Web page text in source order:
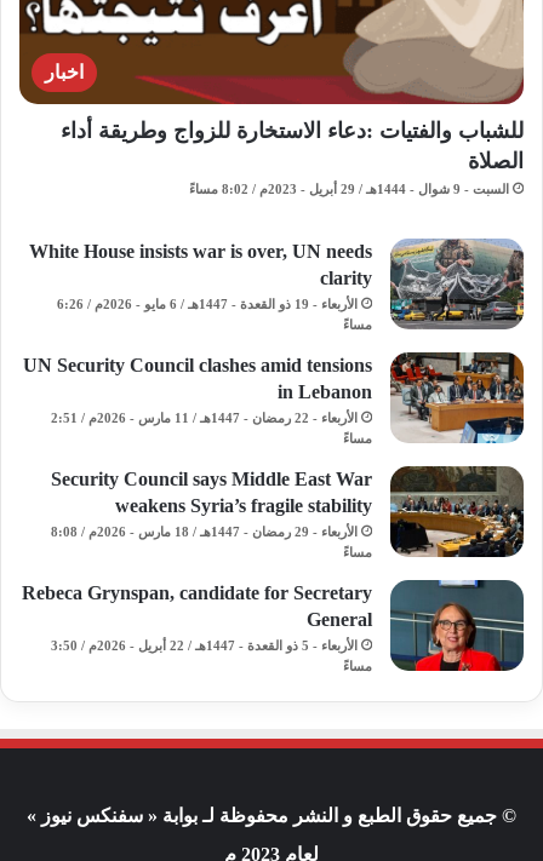
اخبار
للشباب والفتيات :دعاء الاستخارة للزواج وطريقة أداء
الصلاة
السبت - 9 شوال - 1444هـ / 29 أبريل - 2023م / 8:02 مساءً
White House insists war is over, UN needs
clarity
الأربعاء - 19 ذو القعدة - 1447هـ / 6 مايو - 2026م / 6:26
مساءً
UN Security Council clashes amid tensions
in Lebanon
الأربعاء - 22 رمضان - 1447هـ / 11 مارس - 2026م / 2:51
مساءً
Security Council says Middle East War
weakens Syria’s fragile stability
الأربعاء - 29 رمضان - 1447هـ / 18 مارس - 2026م / 8:08
مساءً
Rebeca Grynspan, candidate for Secretary
General
الأربعاء - 5 ذو القعدة - 1447هـ / 22 أبريل - 2026م / 3:50
مساءً
© جميع حقوق الطبع و النشر محفوظة لـ بوابة « سفنكس نيوز »
لعام 2023 م